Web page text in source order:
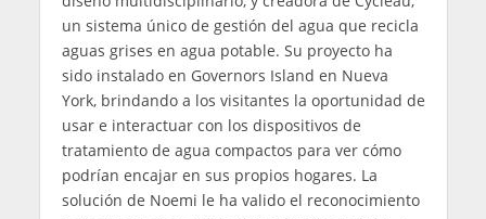
un sistema único de gestión del agua que recicla
aguas grises en agua potable. Su proyecto ha
sido instalado en Governors Island en Nueva
York, brindando a los visitantes la oportunidad de
usar e interactuar con los dispositivos de
tratamiento de agua compactos para ver cómo
podrían encajar en sus propios hogares. La
solución de Noemi le ha valido el reconocimiento